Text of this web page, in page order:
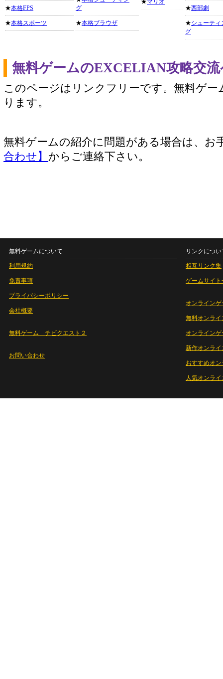
★本格FPS
★本格スポーツ
グ
★本格ブラウザ
★マリオ
★西部劇
★シューティ
グ
無料ゲームのEXCELIAN攻略交
このページはリンクフリーです。無料ゲー
ります。
無料ゲームの紹介に問題がある場合は、お
合わせ】 からご連絡下さい。
無料ゲームについて
利用規約
免責事項
プライバシーポリシー
会社概要
無料ゲーム チビクエスト２
お問い合わせ
リンクについ
相互リンク集
ゲームサイト
オンラインゲ
無料オンライ
オンライン
新作オンライ
おすすめオ
人気オンラ